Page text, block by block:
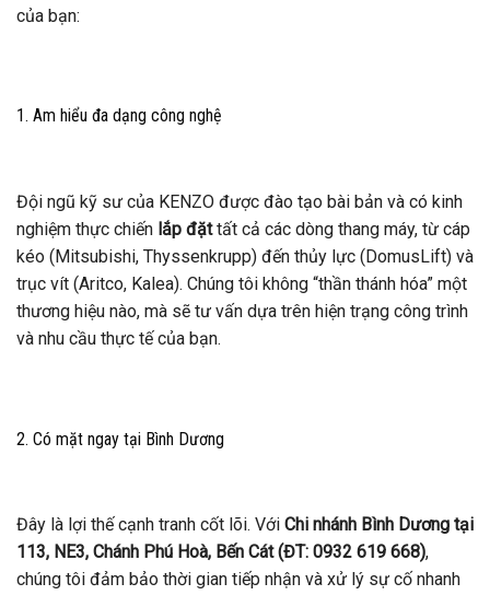
của bạn:
1. Am hiểu đa dạng công nghệ
Đội ngũ kỹ sư của KENZO được đào tạo bài bản và có kinh
nghiệm thực chiến lắp đặttất cả các dòng thang máy, từ cáp
kéo (Mitsubishi, Thyssenkrupp) đến thủy lực (DomusLift) và
trục vít (Aritco, Kalea). Chúng tôi không “thần thánh hóa” một
thương hiệu nào, mà sẽ tư vấn dựa trên hiện trạng công trình
và nhu cầu thực tế của bạn.
2. Có mặt ngay tại Bình Dương
Đây là lợi thế cạnh tranh cốt lõi. Với Chi nhánh Bình Dương tại
113, NE3, Chánh Phú Hoà, Bến Cát (ĐT: 0932 619 668),
chúng tôi đảm bảo thời gian tiếp nhận và xử lý sự cố nhanh